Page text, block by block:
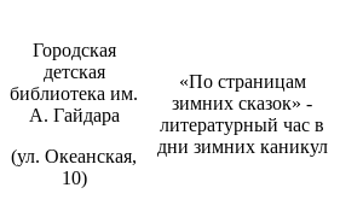
Городская
детская
библиотека им.
А. Гайдара
(ул. Океанская,
10)
«По страницам
зимних сказок» -
литературный час в
дни зимних каникул